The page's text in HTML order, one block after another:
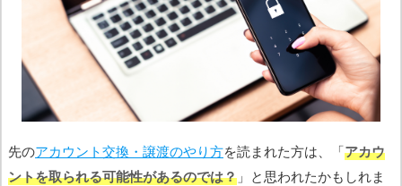
先のアカウント交換・譲渡のやり方を読まれた方は、「アカウ
ントを取られる可能性があるのでは？ 」と思われたかもしれま